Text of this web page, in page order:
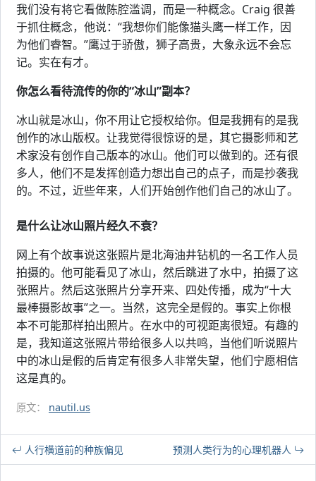
我们没有将它看做陈腔滥调，而是一种概念。Craig 很善
于抓住概念，他说：“我想你们能像猫头鹰一样工作，因
为他们睿智。”鹰过于骄傲，狮子高贵，大象永远不会忘
记。实在有才。
你怎么看待流传的你的“冰山”副本？
冰山就是冰山，你不用让它授权给你。但是我拥有的是我
创作的冰山版权。让我觉得很惊讶的是，其它摄影师和艺
术家没有创作自己版本的冰山。他们可以做到的。还有很
多人，他们不是发挥创造力想出自己的点子，而是抄袭我
的。不过，近些年来，人们开始创作他们自己的冰山了。
是什么让冰山照片经久不衰？
网上有个故事说这张照片是北海油井钻机的一名工作人员
拍摄的。他可能看见了冰山，然后跳进了水中，拍摄了这
张照片。然后这张照片分享开来、四处传播，成为“十大
最棒摄影故事”之一。当然，这完全是假的。事实上你根
本不可能那样拍出照片。在水中的可视距离很短。有趣的
是，我知道这张照片带给很多人以共鸣，当他们听说照片
中的冰山是假的后肯定有很多人非常失望，他们宁愿相信
这是真的。
原文： nautil.us
人行横道前的种族偏见 预测人类行为的心理机器人